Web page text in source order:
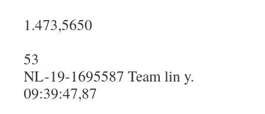
1.473,5650
53
NL-19-1695587 Team lin y.
09:39:47,87